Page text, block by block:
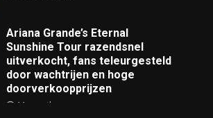
Ariana Grande’s Eternal
Sunshine Tour razendsnel
uitverkocht, fans teleurgesteld
door wachtrijen en hoge
doorverkoopprijzen
11 months ago